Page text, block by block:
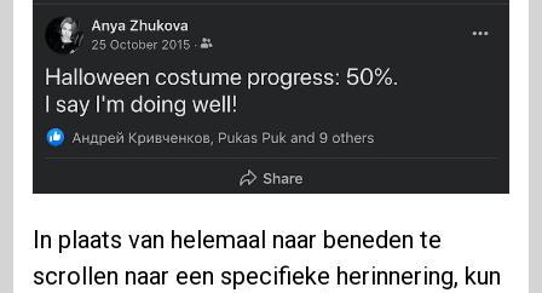
In plaats van helemaal naar beneden te
scrollen naar een specifieke herinnering, kun